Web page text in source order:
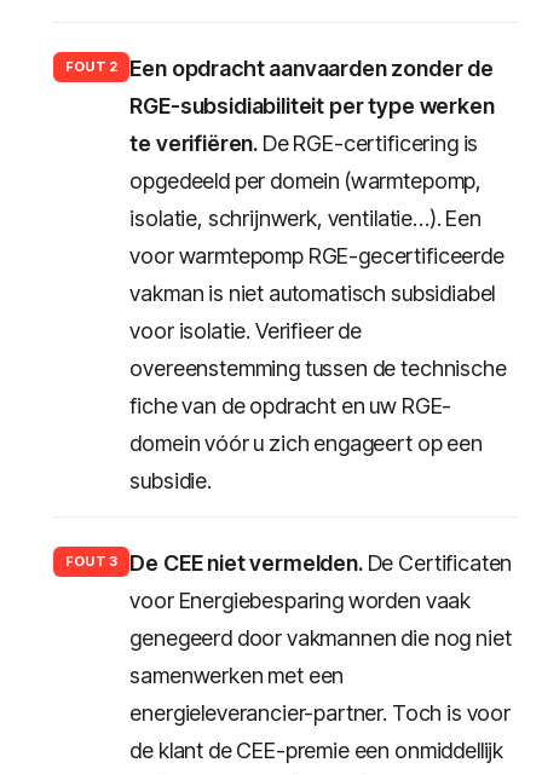
FOUT 2
Een opdracht aanvaarden zonder de
RGE-subsidiabiliteit per type werken
te verifiëren. De RGE-certificering is
opgedeeld per domein (warmtepomp,
isolatie, schrijnwerk, ventilatie…). Een
voor warmtepomp RGE-gecertificeerde
vakman is niet automatisch subsidiabel
voor isolatie. Verifieer de
overeenstemming tussen de technische
fiche van de opdracht en uw RGE-
domein vóór u zich engageert op een
subsidie.
FOUT 3 De CEE niet vermelden.De Certificaten
voor Energiebesparing worden vaak
genegeerd door vakmannen die nog niet
samenwerken met een
energieleverancier-partner. Toch is voor
de klant de CEE-premie een onmiddellijk